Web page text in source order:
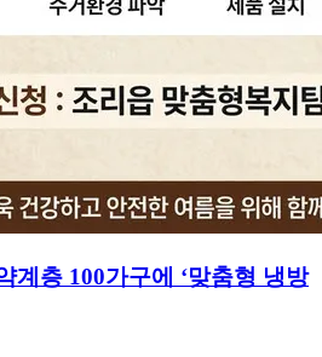
계층 100가구에 ‘맞춤형 냉방